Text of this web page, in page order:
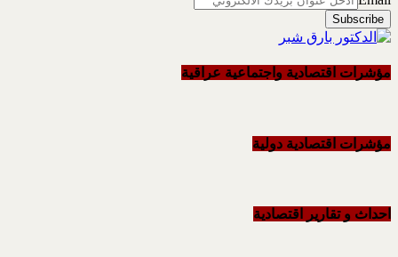
مؤشرات اقتصادية واجتماعية عراقية
مؤشرات اقتصادية دولية
احداث و تقاریر اقتصادیة